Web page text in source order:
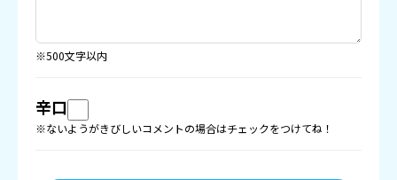
※500文字以内
辛口
※ないようがきびしいコメントの場合はチェックをつけてね！